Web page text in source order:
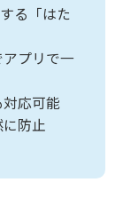
る「はた
プリで一
応可能
防止